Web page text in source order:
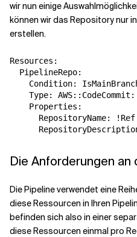
wir nun einige
können wir das Repository nur
erstellen.
Resources:
  PipelineRepo:
Condition:
Type:
    Properties:
RepositoryName:
Die Anforderungen an
Die Pipeline verwendet eine
diese Ressourcen in Ihren
befinden sich also in einer
diese Ressourcen einmal pro